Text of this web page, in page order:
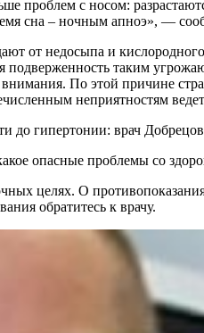
сна – ночным апноэ», —
от недосыпа и
подверженность таким
внимания. По этой причине
неприятностям
до гипертонии: врач Добрецов
опасные проблемы со
целях. О
обратитесь к врачу.